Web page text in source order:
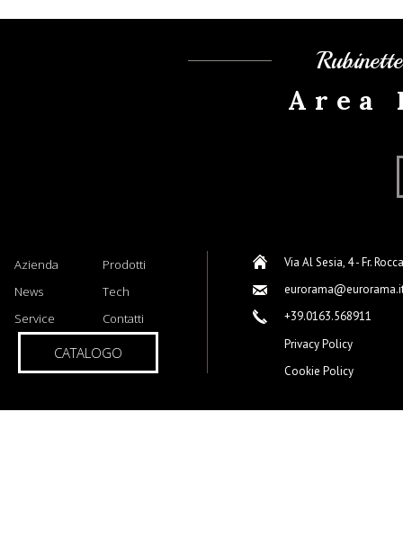
Area
Azienda
Prodotti
News
Tech
Service
Contatti
CATALOGO
Via Al Sesia, 4 - Fr.
+39.0163.568911
Privacy Policy
Cookie Policy